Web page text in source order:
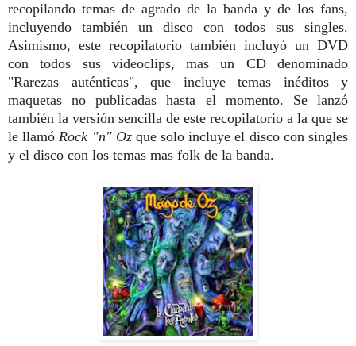
recopilando temas de agrado de la banda y de los fans,
incluyendo también un disco con todos sus singles.
Asimismo, este recopilatorio también incluyó un DVD
con todos sus videoclips, mas un CD denominado
"Rarezas auténticas", que incluye temas inéditos y
maquetas no publicadas hasta el momento. Se lanzó
también la versión sencilla de este recopilatorio a la que se
le llamóRock "n" Ozque solo incluye el disco con singles
y el disco con los temas mas folk de la banda.